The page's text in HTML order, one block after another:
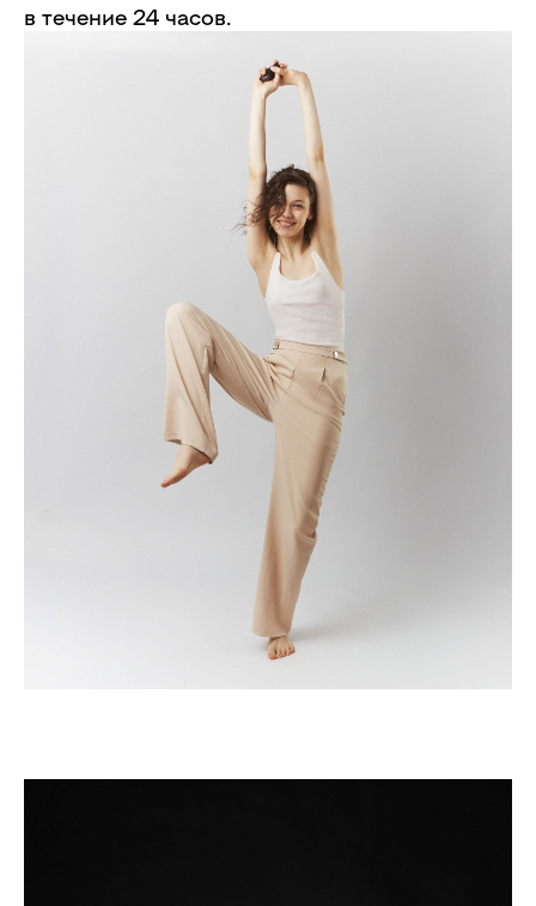
в течение 24 часов.